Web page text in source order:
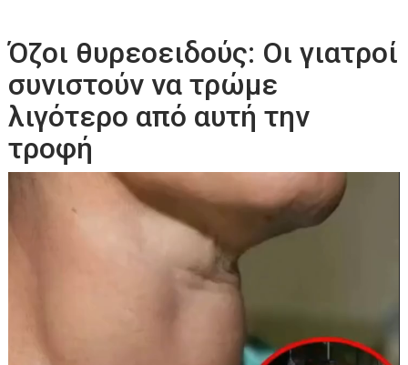
Όζοι θυρεοειδούς: Οι γιατροί
συνιστούν να τρώμε
λιγότερο από αυτή την
τροφή
Βίντεο